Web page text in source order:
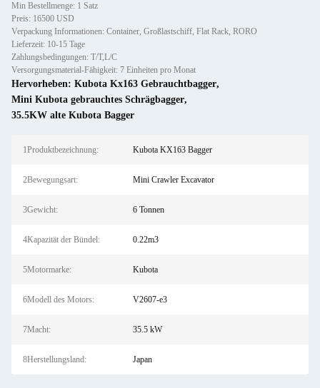
Min Bestellmenge: 1 Satz
Preis: 16500 USD
Verpackung Informationen: Container, Großlastschiff, Flat Rack, RORO
Lieferzeit: 10-15 Tage
Zahlungsbedingungen: T/T,L/C
Versorgungsmaterial-Fähigkeit: 7 Einheiten pro Monat
Hervorheben: Kubota Kx163 Gebrauchtbagger,
Mini Kubota gebrauchtes Schrägbagger,
35.5KW alte Kubota Bagger
1Produktbezeichnung: Kubota KX163 Bagger
2Bewegungsart: Mini Crawler Excavator
3Gewicht: 6 Tonnen
4Kapazität der Bündel: 0.22m3
5Motormarke: Kubota
6Modell des Motors: V2607-e3
7Macht: 35.5 kW
8Herstellungsland: Japan